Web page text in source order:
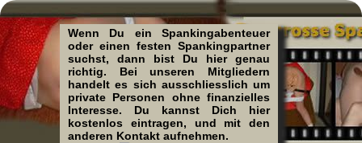
Wenn Du ein Spankingabenteuer
oder einen festen Spankingpartner
suchst, dann bist Du hier genau
richtig. Bei unseren Mitgliedern
handelt es sich ausschliesslich um
private Personen ohne finanzielles
Interesse. Du kannst Dich hier
kostenlos eintragen, und mit den
anderen Kontakt aufnehmen.